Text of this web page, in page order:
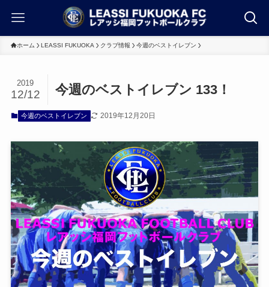
ホーム LEASSI FUKUOKA クラブ情報 今週のベストイレブン
今週のベストイレブン 133！
2019
12/12
今週のベストイレブン 2019年12月20日